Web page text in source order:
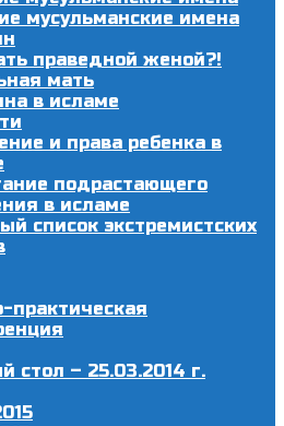
мусульманские имена
праведной женой?!
мать
в исламе
и права ребенка в
подрастающего
в исламе
список экстремистских
практическая
стол – 25.03.2014 г.